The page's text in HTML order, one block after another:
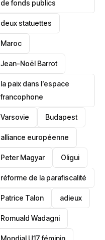
de fonds publics
deux statuettes
Maroc
Jean-Noël Barrot
la paix dans l’espace
francophone
‎Varsovie Budapest
alliance européenne
Peter Magyar Oligui
réforme de la parafiscalité
Patrice Talon adieux
Romuald Wadagni
Mondial U17 féminin